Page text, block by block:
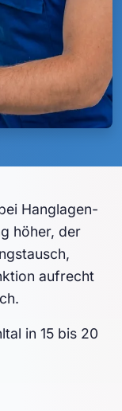
Hanglagen-
höher, der
aufrecht
in 15 bis 20